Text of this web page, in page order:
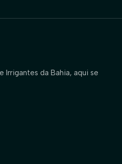
Irrigantes da Bahia, aqui se